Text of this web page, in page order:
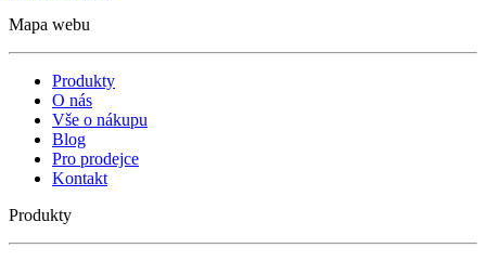
Mapa webu
Produkty
O nás
Vše o nákupu
Blog
Pro prodejce
Kontakt
Produkty